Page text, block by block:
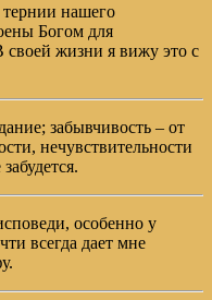
нашего
Богом для
жизни я вижу это с
забывчивость – от
нечувствительности
особенно у
всегда дает мне